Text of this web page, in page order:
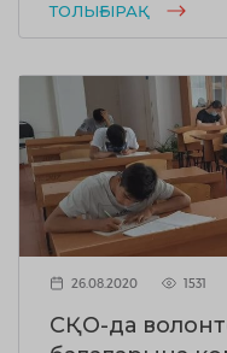
ТОЛЫҒЫРАҚ
26.08.2020 1531
СҚО-да